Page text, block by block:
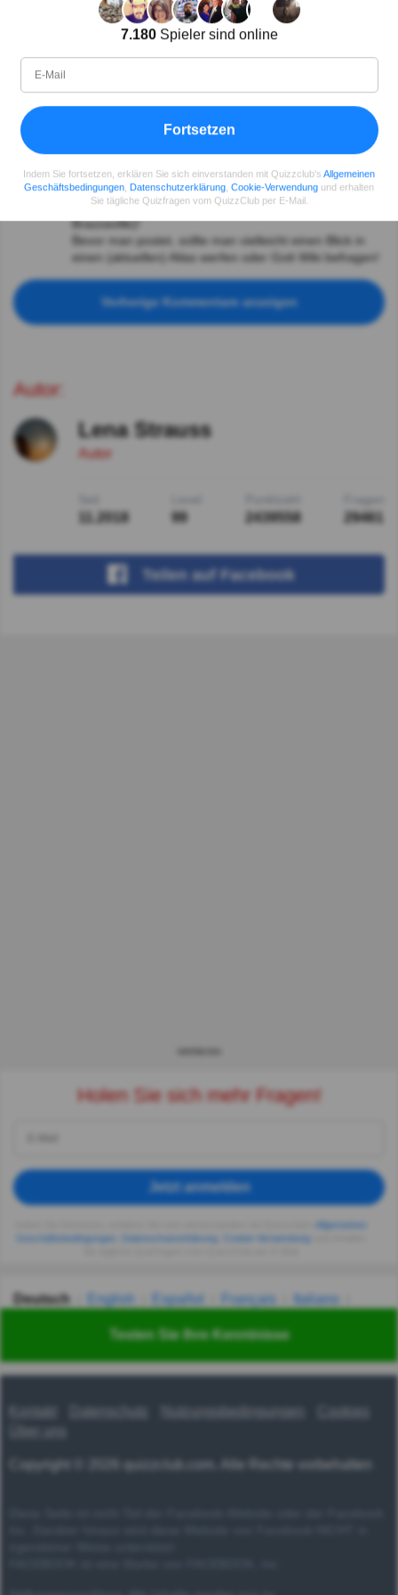
Testen Sie Ihre Kenntnisse
Frank N. Stein Vor 5J
Manches liest man besser 2 mal.😉
henryzocher Vor 5J
Alle bisherigen 3 Kommentare sind Unsinn!
Kinshasa ist die Hauptstadt der Demokratischen
Republik Kongo (zuvor Republik Zaire) und Brazzaville
ist die Hauptstadt der Republik Kongo (früher Kongo-
Brazzaville)!
Bevor man postet, sollte man vielleicht einen Blick in
einen (aktuellen) Atlas werfen oder Gott Wiki befragen!
Vorherige Kommentare anzeigen
Autor:
Lena Strauss
Autor
11.2018 99 2439558 29461
Teilenauf Facebook
Holen Sie sich mehr Fragen!
Jetzt anmelden
Allgemeinen
Geschäftsbedingungen
Datenschutzerklärung Cookie-Verwendung
Deutsch English Español Français
Italiano
Українська हिन्दी 한국어 汉语
Kontakt Nutzungsbedingungen
Über uns
Copyright © 2026 quizzclub.com. Alle Rechte vorbehalten
7.180Spieler sind online
Fortsetzen
Indem Sie fortsetzen, erklären Sie sich einverstanden mit Quizzclub's Allgemeinen
Geschäftsbedingungen Datenschutzerklärung Cookie-Verwendung und erhalten
Sie tägliche Quizfragen vom QuizzClub per E-Mail.